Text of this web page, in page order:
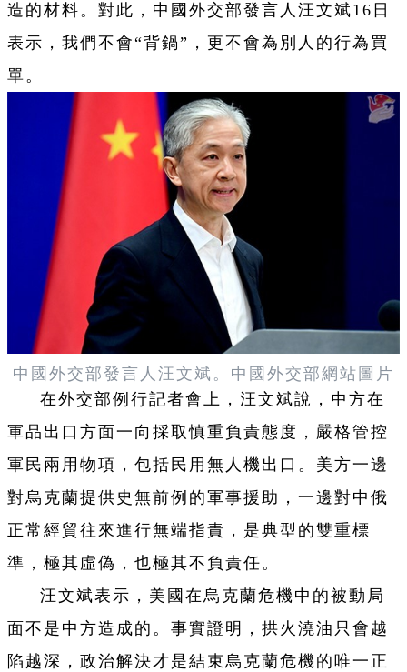
造的材料。對此，中國外交部發言人汪文斌16日
表示，我們不會“背鍋”，更不會為別人的行為買
單。
中國外交部發言人汪文斌。 中國外交部網站圖片
在外交部例行記者會上，汪文斌說，中方在
軍品出口方面一向採取慎重負責態度，嚴格管控
軍民兩用物項，包括民用無人機出口。美方一邊
對烏克蘭提供史無前例的軍事援助，一邊對中俄
正常經貿往來進行無端指責，是典型的雙重標
準，極其虛偽，也極其不負責任。
汪文斌表示，美國在烏克蘭危機中的被動局
面不是中方造成的。事實證明，拱火澆油只會越
陷越深，政治解決才是結束烏克蘭危機的唯一正